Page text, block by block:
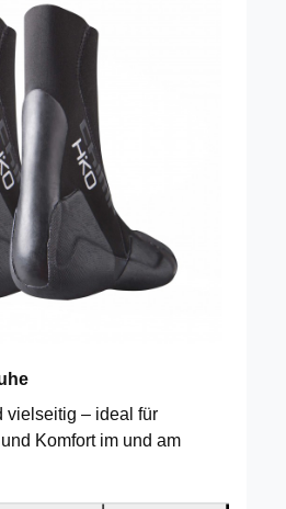
vielseitig – ideal für
Komfort im und am